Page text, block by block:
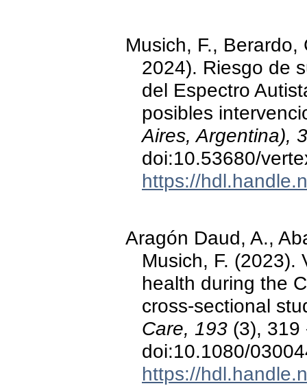
Musich, F.,
2024). Riesgo de
del Espectro
posibles
Aires, Argentina),
doi:10.53680/
https://
Aragón Daud, A.,
Musich, F. (2023).
health during the
cross-sectional
Care, 193 (3), 319
doi:10.1080/
https://